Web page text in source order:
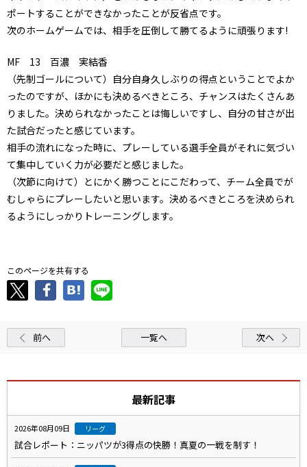
ポートすることができなかったことが反省点です。
次のホームゲームでは、相手を圧倒して勝てるように頑張ります!
MF 13 百濃 実結香
（先制ゴールについて）自分自身久しぶりの得点ということでよか
ったのですが、ほかにも決めるべきところ、チャンスはたくさんあ
りました。決められなかったことは悔しいですし、自分の甘さが出
た試合だったと感じています。
相手の流れになった時に、プレーしている選手全員がそれに気づい
て集中していく力が必要だと感じました。
（次節に向けて）とにかく勝つことにこだわって、チーム全員でが
むしゃらにプレーしたいと思います。決めるべきところを決められ
るようにしっかりトレーニングします。
このページを共有する
前へ 一覧へ 次へ
最新記事
2026年08月09日 リーグ
試合レポート：ニッパツが3得点の快勝！真夏の一戦を制す！